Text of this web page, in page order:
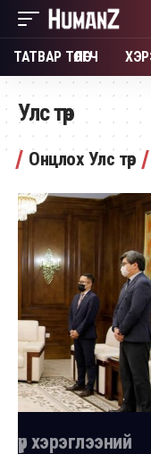
ТАТВАР ТӨЛӨГЧ
Улс төр
Онцлох Улс төр
УЛС ТӨР
Монгол-